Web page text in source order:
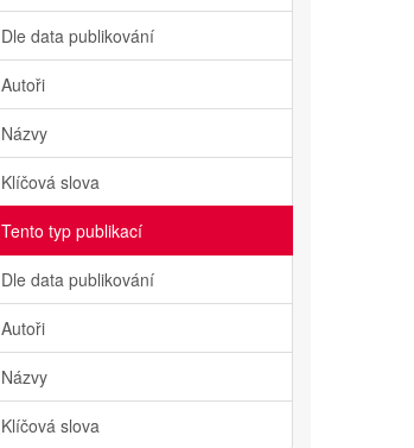
Dle data publikování
Autoři
Názvy
Klíčová slova
Tento typ publikací
Dle data publikování
Autoři
Názvy
Klíčová slova